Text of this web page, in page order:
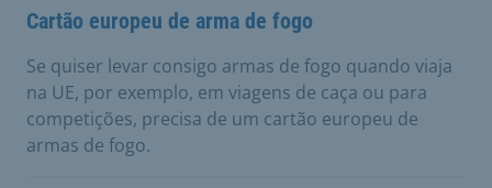
Cartão europeu de arma de fogo
Se quiser levar consigo armas de fogo quando viaja
na UE, por exemplo, em viagens de caça ou para
competições, precisa de um cartão europeu de
armas de fogo.